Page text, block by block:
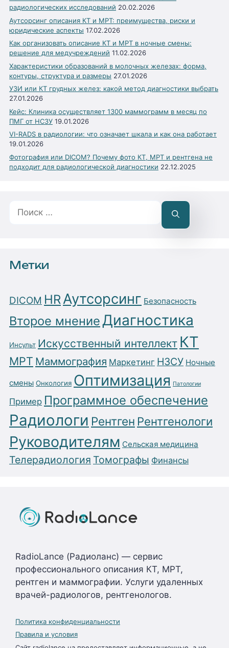
радиологических исследований 20.02.2026
Аутсорсинг описания КТ и МРТ: преимущества, риски и
юридические аспекты 17.02.2026
Как организовать описание КТ и МРТ в ночные смены:
решение для медучреждений 11.02.2026
Характеристики образований в молочных железах: форма,
контуры, структура и размеры 27.01.2026
УЗИ или КТ грудных желез: какой метод диагностики выбрать
27.01.2026
Кейс: Клиника осуществляет 1300 маммограмм в месяц по
ПМГ от НСЗУ 19.01.2026
VI-RADS в радиологии: что означает шкала и как она работает
19.01.2026
Фотография или DICOM? Почему фото КТ, МРТ и рентгена не
подходит для радиологической диагностики 22.12.2025
Метки
DICOM HR Аутсорсинг Безопасность
Второе мнениеДиагностика
Инсульт Искусственный интеллект КТ
МРТ Маммография Маркетинг НЗСУ Ночные
смены Онкология Оптимизация Патологии
Пример Программное обеспечение
Радиологи Рентген Рентгенологи
Руководителям Сельская медицина
Телерадиология Томографы Финансы
RadioLance (Радиоланс) — сервис
профессионального описания КТ, МРТ,
рентген и маммографии. Услуги удаленных
врачей-радиологов, рентгенологов.
Политика конфиденциальности
Правила и условия